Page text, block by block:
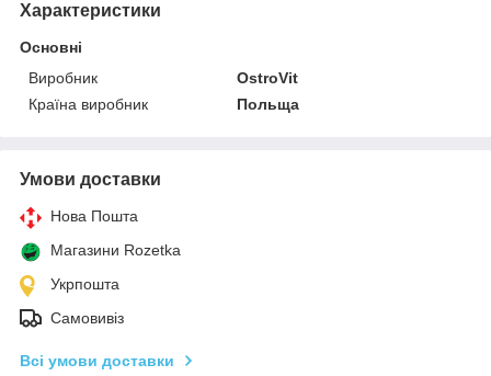
Характеристики
Основні
Виробник
OstroVit
Країна виробник
Польща
Умови доставки
Нова Пошта
Магазини Rozetka
Укрпошта
Самовивіз
Всі умови доставки